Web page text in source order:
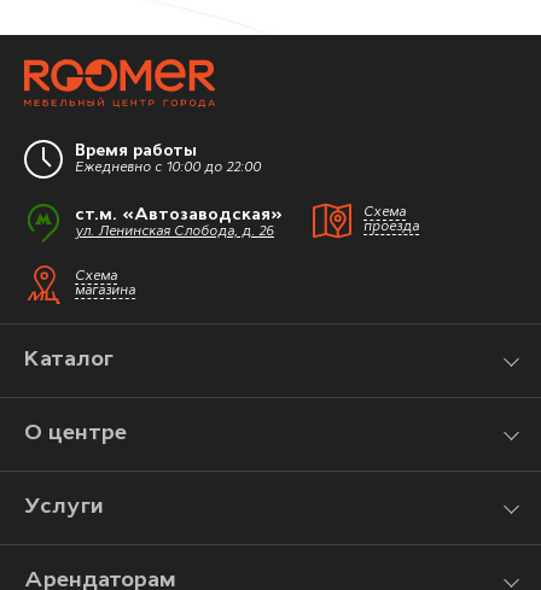
Время работы
Ежедневно с 10:00 до 22:00
ст.м. «Автозаводская»
ул. Ленинская Слобода, д. 26
Схема
проезда
Схема
магазина
Каталог
О центре
Услуги
Арендаторам